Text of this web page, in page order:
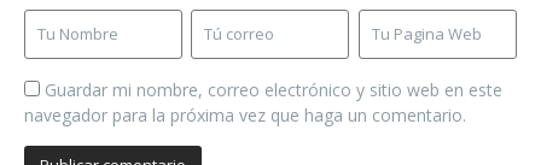
Guardar mi nombre, correo electrónico y sitio web en este
navegador para la próxima vez que haga un comentario.